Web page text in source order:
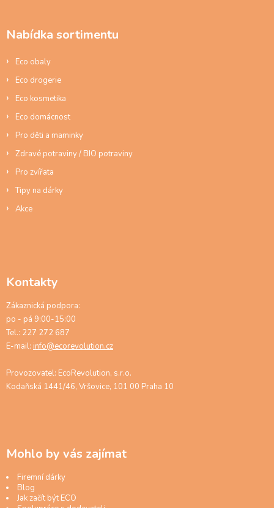
Nabídka sortimentu
Eco obaly
Eco drogerie
Eco kosmetika
Eco domácnost
Pro děti a maminky
Zdravé potraviny / BIO potraviny
Pro zvířata
Tipy na dárky
Akce
Kontakty
Zákaznická podpora:
po - pá 9:00-15:00
Tel.: 227 272 687
E-mail: info@ecorevolution.cz
Provozovatel: EcoRevolution, s.r.o.
Kodaňská 1441/46, Vršovice, 101 00 Praha 10
Mohlo by vás zajímat
Firemní dárky
Blog
Jak začít být ECO